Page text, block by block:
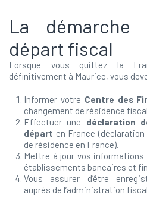
La démarche
départ fiscal
Lorsque vous quittez la
définitivement à Maurice, vous
Informer votre Centre des
changement de résidence
Effectuer une déclaration
départ en France
de résidence en France).
Mettre à jour vos informations
établissements bancaires et
Vous assurer d’être
auprès de l’administration